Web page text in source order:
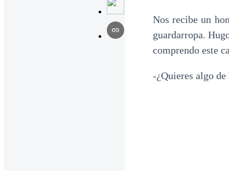
Nos recibe un
guardarropa.
comprendo este
-¿Quieres algo de